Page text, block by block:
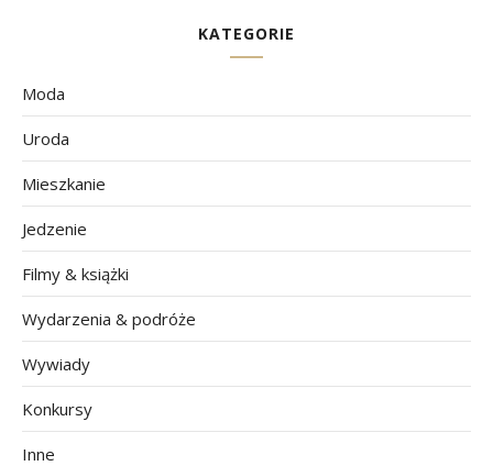
KATEGORIE
Moda
Uroda
Mieszkanie
Jedzenie
Filmy & książki
Wydarzenia & podróże
Wywiady
Konkursy
Inne